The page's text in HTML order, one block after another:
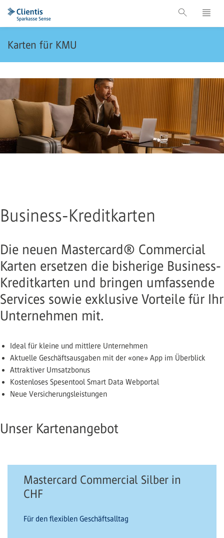
Karten für KMU
Business-Kreditkarten
Die neuen Mastercard® Commercial
Karten ersetzen die bisherige Business-
Kreditkarten und bringen umfassende
Services sowie exklusive Vorteile für Ihr
Unternehmen mit.
Ideal für kleine und mittlere Unternehmen
Aktuelle Geschäftsausgaben mit der «one» App im Überblick
Attraktiver Umsatzbonus
Kostenloses Spesentool Smart Data Webportal
Neue Versicherungsleistungen
Unser Kartenangebot
Mastercard Commercial Silber in
CHF
Für den flexiblen Geschäftsalltag